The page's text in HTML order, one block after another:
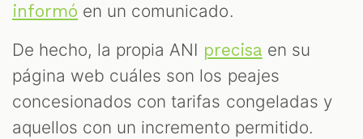
informó en un comunicado.
De hecho, la propia ANI precisa en su
página web cuáles son los peajes
concesionados con tarifas congeladas y
aquellos con un incremento permitido.